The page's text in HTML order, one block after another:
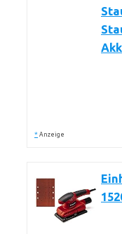
* Anzeige